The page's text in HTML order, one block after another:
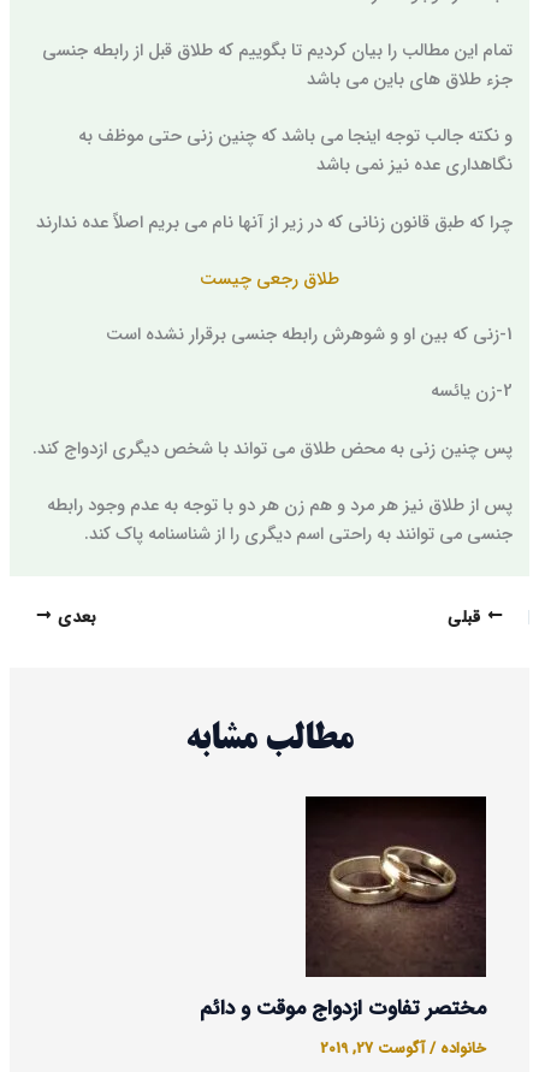
تمام این مطالب را بیان کردیم تا بگوییم که طلاق قبل از رابطه جنسی
جزء طلاق های باین می باشد
و نکته جالب توجه اینجا می باشد که چنین زنی حتی موظف به
نگاهداری عده نیز نمی باشد
چرا که طبق قانون زنانی که در زیر از آنها نام می بریم اصلاً عده ندارند
طلاق رجعی چیست
1-زنی که بین او و شوهرش رابطه جنسی برقرار نشده است
2-زن یائسه
پس چنین زنی به محض طلاق می تواند با شخص دیگری ازدواج کند.
پس از طلاق نیز هر مرد و هم زن هر دو با توجه به عدم وجود رابطه
جنسی می توانند به راحتی اسم دیگری را از شناسنامه پاک کند.
قبلی بعدی
مطالب مشابه
مختصر تفاوت ازدواج موقت و دائم
خانواده /آگوست 27, 2019